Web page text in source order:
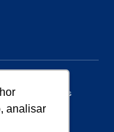
analisar
Todos os direitos